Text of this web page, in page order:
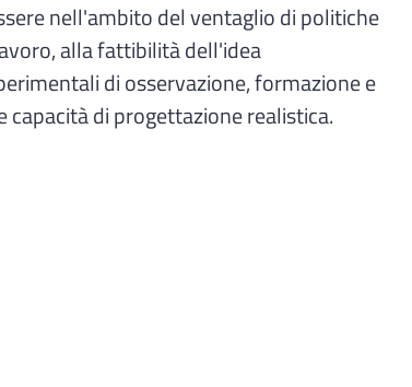
nell'ambito del ventaglio di politiche
alla fattibilità dell'idea
di osservazione, formazione e
di progettazione realistica.